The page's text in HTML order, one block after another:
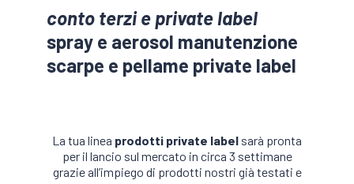
conto terzi e private label
spray e aerosol manutenzione
scarpe e pellame private label
La tua linea prodotti private label sarà pronta
per il lancio sul mercato in circa 3 settimane
grazie all’impiego di prodotti nostri già testati e